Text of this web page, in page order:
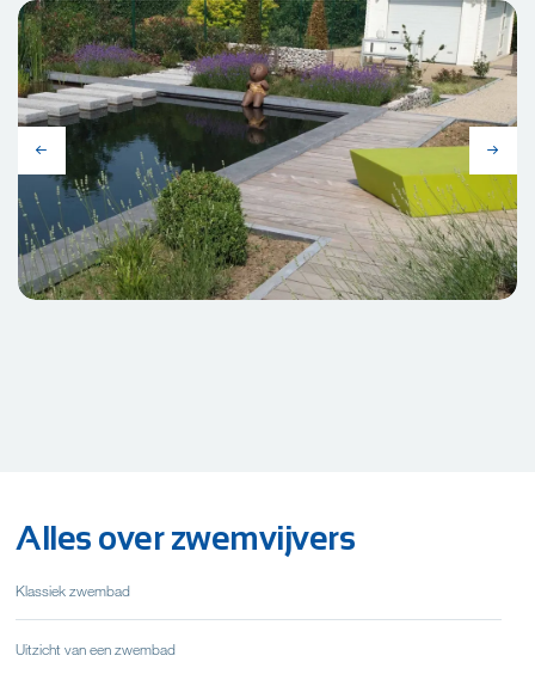
Alles over zwemvijvers
Klassiek zwembad
Uitzicht van een zwembad